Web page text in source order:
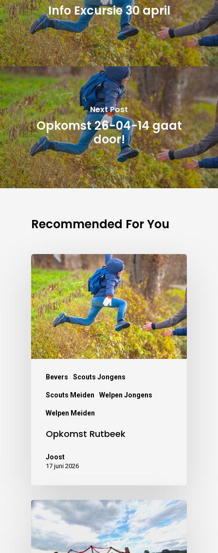
Info Excursie 30 april
Next Post
Opkomst 26-04-14 gaat
door!
Recommended For You
Bevers Scouts Jongens
Scouts Meiden Welpen Jongens
Welpen Meiden
Opkomst Rutbeek
Joost
17 juni 2026